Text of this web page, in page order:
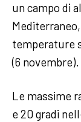
un campo di
temperature
(6 novembre).
Le massime
e 20 gradi